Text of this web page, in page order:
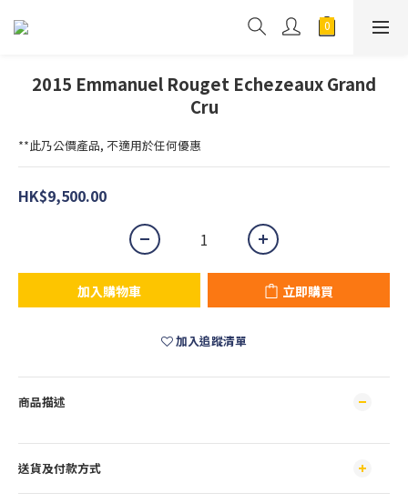
2015 Emmanuel Rouget Echezeaux Grand
Cru
**此乃公價產品, 不適用於任何優惠
HK$9,500.00
加入購物車 立即購買
加入追蹤清單
商品描述
送貨及付款方式